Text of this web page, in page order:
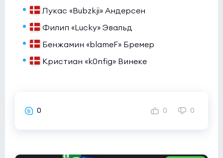
Лукас «Bubzkji» Андерсен
Филип «Lucky» Эвальд
Бенжамин «blameF» Бремер
Кристиан «k0nfig» Винеке
0 0 0